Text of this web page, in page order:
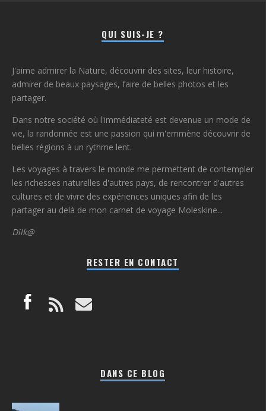
QUI SUIS-JE ?
J'aime admirer la Nature, découvrir des sites, leur histoire,
admirer de beaux paysages, faire de belles photos et les
partager.
Dans notre société où l'immédiateté est devenue un mode de
vie, la randonnée est une passion qui m'emmène découvrir de
belles régions à un rythme lent.
Les voyages à travers le monde me permettent de contempler
les richesses naturelles d'autres pays, de rencontrer d'autres
cultures et de vivre des expériences uniques afin de les
partager au delà de mon carnet de voyage Moleskine...
Dilk@
RESTER EN CONTACT
DANS CE BLOG